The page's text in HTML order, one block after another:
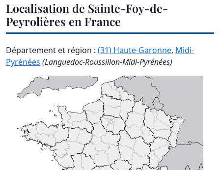
Localisation de Sainte-Foy-de-
Peyrolières en France
Département et région : (31) Haute-Garonne, Midi-
Pyrénées (Languedoc-Roussillon-Midi-Pyrénées)